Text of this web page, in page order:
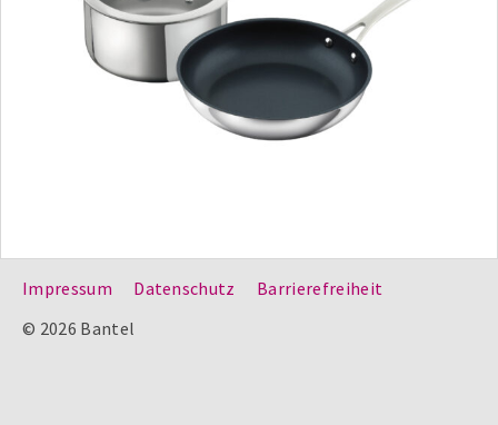
Impressum Datenschutz
Barrierefreiheit
© 2026 Bantel